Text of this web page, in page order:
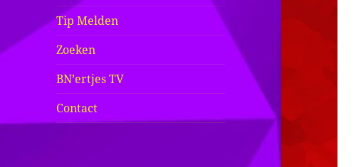
Tip Melden
Zoeken
BN’ertjes TV
Contact